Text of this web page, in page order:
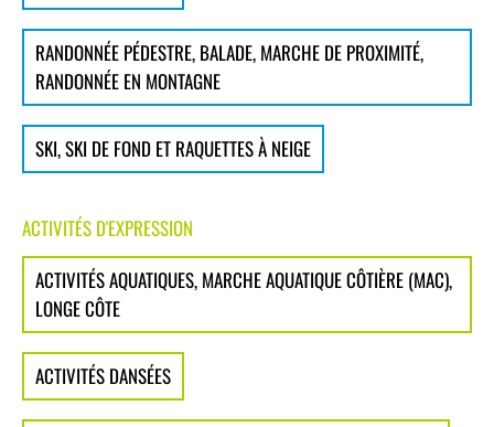
RANDONNÉE PÉDESTRE, BALADE, MARCHE DE PROXIMITÉ,
RANDONNÉE EN MONTAGNE
SKI, SKI DE FOND ET RAQUETTES À NEIGE
ACTIVITÉS D'EXPRESSION
ACTIVITÉS AQUATIQUES, MARCHE AQUATIQUE CÔTIÈRE (MAC),
LONGE CÔTE
ACTIVITÉS DANSÉES